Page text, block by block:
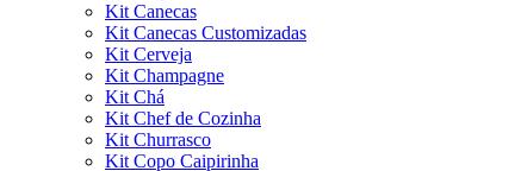
Kit Canecas
Kit Canecas Customizadas
Kit Cerveja
Kit Champagne
Kit Chá
Kit Chef de Cozinha
Kit Churrasco
Kit Copo Caipirinha